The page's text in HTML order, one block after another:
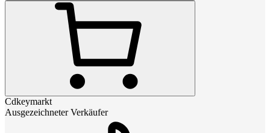
Cdkeymarkt
Ausgezeichneter Verkäufer